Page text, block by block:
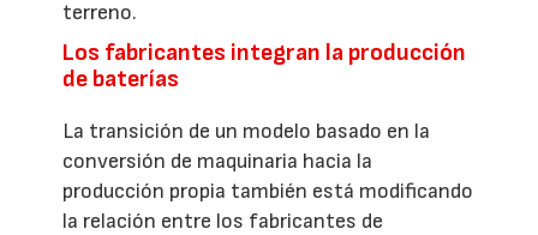
terreno.
Los fabricantes integran la producción
de baterías
La transición de un modelo basado en la
conversión de maquinaria hacia la
producción propia también está modificando
la relación entre los fabricantes de